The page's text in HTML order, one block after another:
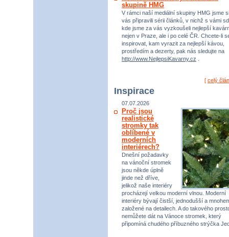
skupině HMG
V rámci naší mediální skupiny HMG jsme
vás připravili sérii článků, v nichž s vámi
kde jsme za vás vyzkoušeli nejlepší
nejen v Praze, ale i po celé ČR. Chcete-li
inspirovat, kam vyrazit za nejlepší kávou,
prostředím a dezerty, pak nás sledujte na
http://www.NejlepsiKavarny.cz
[ celý
Inspirace
07.07.2026
Proč jsou
realistické
stromky tak
oblíbené v
moderních
interiérech?
Dnešní požadavky
na vánoční stromek
jsou někde úplně
jinde než dříve,
jelikož naše interiéry
procházejí velkou moderní vlnou. Moderní
interiéry bývají čistší, jednodušší a
založené na detailech. A do takového
nemůžete dát na Vánoce stromek, který
připomíná chudého příbuzného strýčka